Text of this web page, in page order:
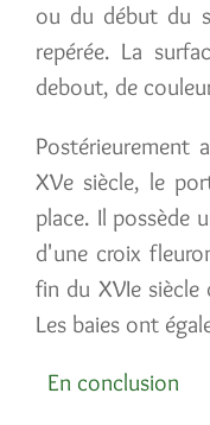
ou du début du
repérée. La
debout, de
Postérieurement
XVe siècle, le
place. Il possède
d'une croix
fin du XVIe
Les baies ont
En conclusion